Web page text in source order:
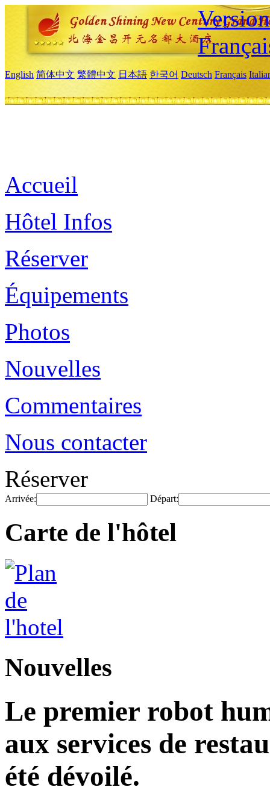
English 简体中文 繁體中文 日本語 한국어 Deutsch Français
Accueil
Hôtel Infos
Réserver
Équipements
Photos
Nouvelles
Commentaires
Nous contacter
Réserver
Arrivée: Départ:
Carte de l'hôtel
Nouvelles
Le premier robot
aux services de
été dévoilé.